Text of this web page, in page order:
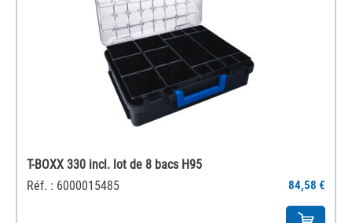
T-BOXX 330 incl. lot de 8 bacs H95
Réf. : 6000015485
84,58 €